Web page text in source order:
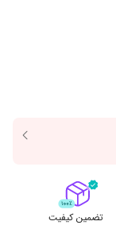
تضمین کیفیت